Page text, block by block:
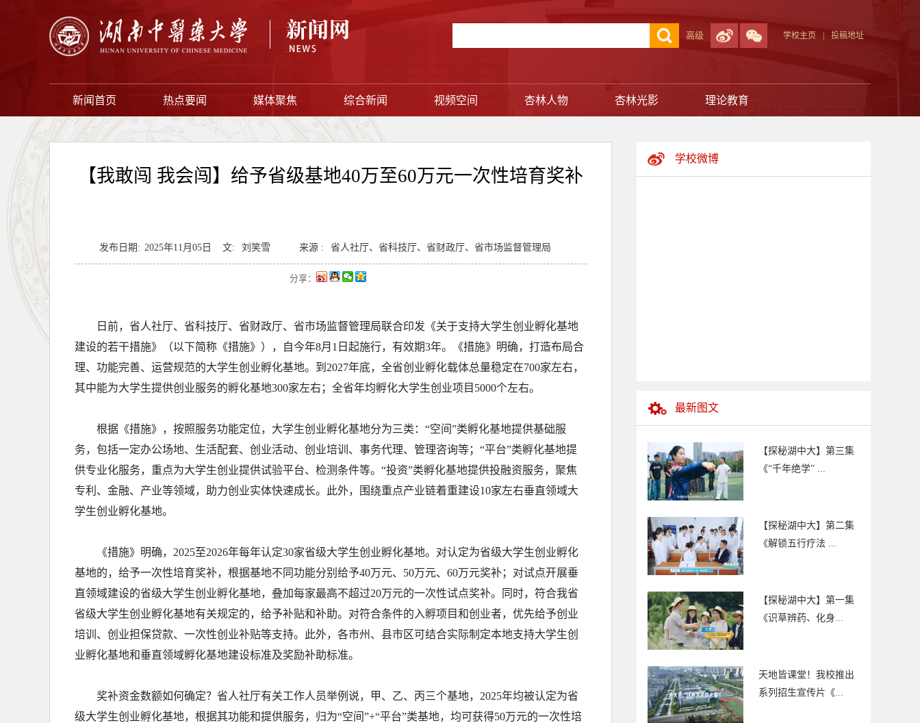
高级 学校主页 投稿地址
新闻首页 热点要闻 媒体聚焦 综合新闻 视频空间 杏林人物 杏林光影 理论教育
【我敢闯 我会闯】给予省级基地40万至60万元一次性培育奖补
发布日期: 2025年11月05日 文: 刘笑雪 来源 : 省人社厅、省科技厅、省财政厅、省市场监督管理局
分享：
日前，省人社厅、省科技厅、省财政厅、省市场监督管理局联合印发《关于支持大学生创业孵化基地
建设的若干措施》（以下简称《措施》），自今年8月1日起施行，有效期3年。《措施》明确，打造布局合
理、功能完善、运营规范的大学生创业孵化基地。到2027年底，全省创业孵化载体总量稳定在700家左右，
其中能为大学生提供创业服务的孵化基地300家左右；全省年均孵化大学生创业项目5000个左右。
根据《措施》，按照服务功能定位，大学生创业孵化基地分为三类：“空间”类孵化基地提供基础服
务，包括一定办公场地、生活配套、创业活动、创业培训、事务代理、管理咨询等；“平台”类孵化基地提
供专业化服务，重点为大学生创业提供试验平台、检测条件等。“投资”类孵化基地提供投融资服务，聚焦
专利、金融、产业等领域，助力创业实体快速成长。此外，围绕重点产业链着重建设10家左右垂直领域大
学生创业孵化基地。
《措施》明确，2025至2026年每年认定30家省级大学生创业孵化基地。对认定为省级大学生创业孵化
基地的，给予一次性培育奖补，根据基地不同功能分别给予40万元、50万元、60万元奖补；对试点开展垂
直领域建设的省级大学生创业孵化基地，叠加每家最高不超过20万元的一次性试点奖补。同时，符合我省
省级大学生创业孵化基地有关规定的，给予补贴和补助。对符合条件的入孵项目和创业者，优先给予创业
培训、创业担保贷款、一次性创业补贴等支持。此外，各市州、县市区可结合实际制定本地支持大学生创
业孵化基地和垂直领域孵化基地建设标准及奖励补助标准。
奖补资金数额如何确定？省人社厅有关工作人员举例说，甲、乙、丙三个基地，2025年均被认定为省
级大学生创业孵化基地，根据其功能和提供服务，归为“空间”+“平台”类基地，均可获得50万元的一次性培
学校微博
最新图文
【探秘湖中大】第三集
《“千年绝学” ...
【探秘湖中大】第二集
《解锁五行疗法 ...
【探秘湖中大】第一集
《识草辨药、化身...
天地皆课堂！我校推出
系列招生宣传片《...